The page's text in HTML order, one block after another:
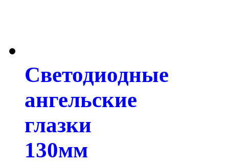
Светодиодные
ангельские
глазки
130мм